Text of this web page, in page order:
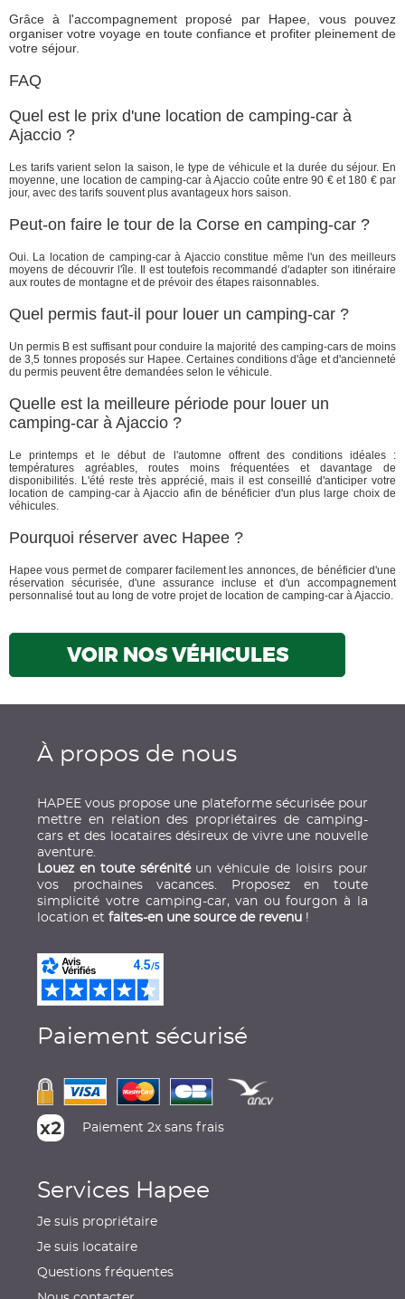
Grâce à l'accompagnement proposé par Hapee, vous pouvez
organiser votre voyage en toute confiance et profiter pleinement de
votre séjour.
FAQ
Quel est le prix d'une location de camping-car à
Ajaccio ?
Les tarifs varient selon la saison, le type de véhicule et la durée du séjour. En
moyenne, une location de camping-car à Ajaccio coûte entre 90 € et 180 € par
jour, avec des tarifs souvent plus avantageux hors saison.
Peut-on faire le tour de la Corse en camping-car ?
Oui. La location de camping-car à Ajaccio constitue même l'un des meilleurs
moyens de découvrir l'île. Il est toutefois recommandé d'adapter son itinéraire
aux routes de montagne et de prévoir des étapes raisonnables.
Quel permis faut-il pour louer un camping-car ?
Un permis B est suffisant pour conduire la majorité des camping-cars de moins
de 3,5 tonnes proposés sur Hapee. Certaines conditions d'âge et d'ancienneté
du permis peuvent être demandées selon le véhicule.
Quelle est la meilleure période pour louer un
camping-car à Ajaccio ?
Le printemps et le début de l'automne offrent des conditions idéales :
températures agréables, routes moins fréquentées et davantage de
disponibilités. L'été reste très apprécié, mais il est conseillé d'anticiper votre
location de camping-car à Ajaccio afin de bénéficier d'un plus large choix de
véhicules.
Pourquoi réserver avec Hapee ?
Hapee vous permet de comparer facilement les annonces, de bénéficier d'une
réservation sécurisée, d'une assurance incluse et d'un accompagnement
personnalisé tout au long de votre projet de location de camping-car à Ajaccio.
VOIR NOS VÉHICULES
À propos de nous
HAPEE vous propose une plateforme sécurisée pour
mettre en relation des propriétaires de camping-
cars et des locataires désireux de vivre une nouvelle
aventure.
Louez en toute sérénitéun véhicule de loisirs pour
vos prochaines vacances. Proposez en toute
simplicité votre camping-car, van ou fourgon à la
location etfaites-en une source de revenu !
Paiement sécurisé
Paiement 2x sans frais
Services Hapee
Je suis propriétaire
Je suis locataire
Questions fréquentes